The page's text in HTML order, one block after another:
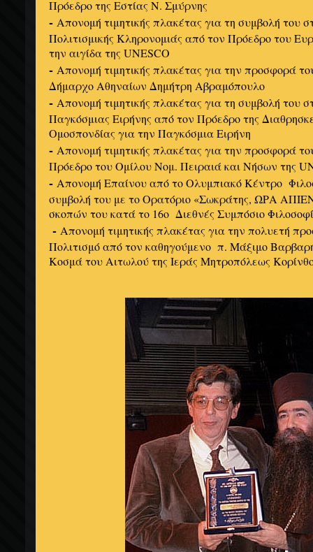
Πρόεδρο της Εστίας Ν. Σμύρνης
- Απονομή τιμητικής πλακέτας για τη συμβολή του
Πολιτισμικής Κληρονομιάς από τον Πρόεδρο του
την αιγίδα της UNESCO
- Απονομή τιμητικής πλακέτας για την προσφορά
Δήμαρχο Αθηναίων Δημήτρη Αβραμόπουλο
- Απονομή τιμητικής πλακέτας για τη συμβολή του
Παγκόσμιας Ειρήνης από τον Πρόεδρο της
Ομοσπονδίας για την Παγκόσμια Ειρήνη
- Απονομή τιμητικής πλακέτας για την προσφορά
Πρόεδρο του Ομίλου Νομ. Πειραιά και Νήσων της
- Απονομή Επαίνου από το Ολυμπιακό Κέντρο
συμβολή του με το Ορατόριο «Σωκράτης, ΩΡΑ
σκοπών του κατά το 16ο Διεθνές Συμπόσιο
- Απονομή τιμητικής πλακέτας για την πολυετή
Πολιτισμό από τον καθηγούμενο π. Μάξιμο
Κοσμά του Αιτωλού της Ιεράς Μητροπόλεως